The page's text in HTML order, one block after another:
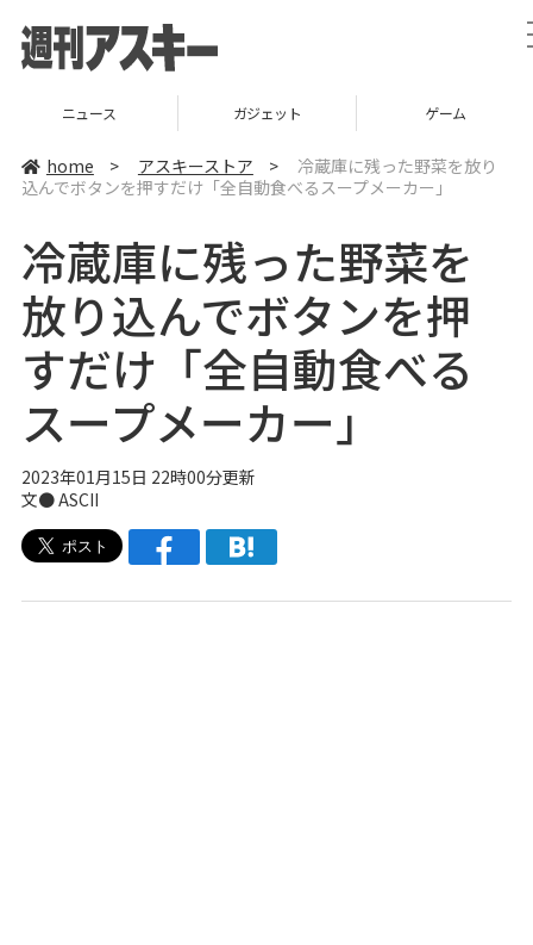
ニュース ガジェット ゲーム
home > アスキーストア >
冷蔵庫に残った野菜を放り
込んでボタンを押すだけ「全自動食べるスープメーカー」
冷蔵庫に残った野菜を
放り込んでボタンを押
すだけ「全自動食べる
スープメーカー」
2023年01月15日 22時00分更新
文● ASCII